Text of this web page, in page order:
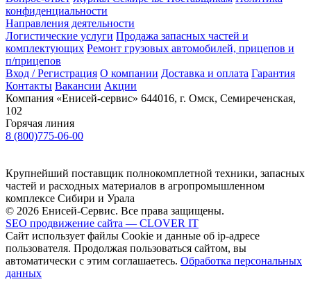
конфиденциальности
Направления деятельности
Логистические услуги Продажа запасных частей и
комплектующих Ремонт грузовых автомобилей, прицепов и
п/прицепов
Вход / Регистрация О компании Доставка и оплата Гарантия
Контакты Вакансии Акции
Компания «Енисей-сервис» 644016, г. Омск, Семиреченская,
102
Горячая линия
8 (800)775-06-00
Крупнейший поставщик полнокомплетной техники, запасных
частей и расходных материалов в агропромышленном
комплексе Сибири и Урала
© 2026 Енисей-Сервис. Все права защищены.
SEO продвижение сайта — CLOVER IT
Сайт использует файлы Cookie и данные об ip-адресе
пользователя. Продолжая пользоваться сайтом, вы
автоматически с этим соглашаетесь. Обработка персональных
данных